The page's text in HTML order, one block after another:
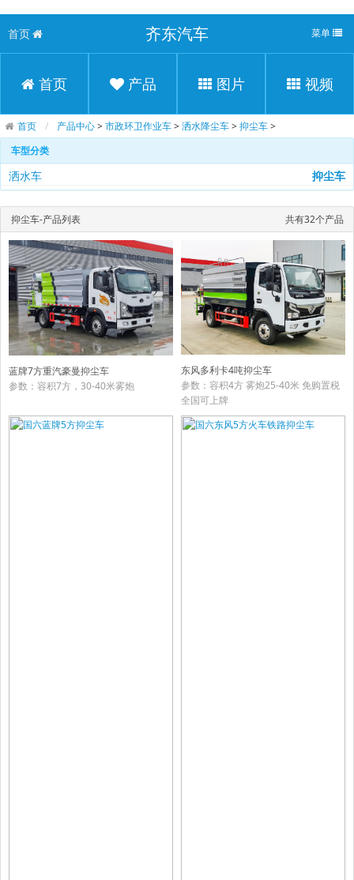
首页 齐东汽车 菜单
首页 产品 图片 视频
首页 产品中心>市政环卫作业车>洒水降尘车>抑尘车>
车型分类
洒水车 抑尘车
抑尘车-产品列表 共有32个产品
蓝牌7方重汽豪曼抑尘车
参数：容积7方，30-40米雾炮
东风多利卡4吨抑尘车
参数：容积4方 雾炮25-40米 免购置税
全国可上牌